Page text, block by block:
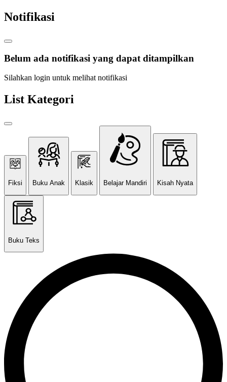
Notifikasi
Belum ada notifikasi yang dapat ditampilkan
Silahkan login untuk melihat notifikasi
List Kategori
Fiksi Buku Anak Klasik Belajar Mandiri Kisah Nyata
Buku Teks